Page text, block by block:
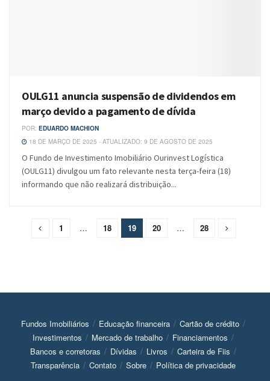
OULG11 anuncia suspensão de dividendos em
março devido a pagamento de dívida
POR: EDUARDO MACHION
18 DE MARÇO DE 2025 - ATUALIZADO: 9 DE AGOSTO DE 2025
O Fundo de Investimento Imobiliário Ourinvest Logística
(OULG11) divulgou um fato relevante nesta terça-feira (18)
informando que não realizará distribuição...
1 … 18 19 20 … 28
Fundos Imobiliários Educação financeira
Cartão de crédito
Investimentos
Mercado de trabalho
Financiamentos
Bancos e corretoras
Dívidas Livros
Carteira de Fiis
Transparência
Contato Sobre Política de privacidade